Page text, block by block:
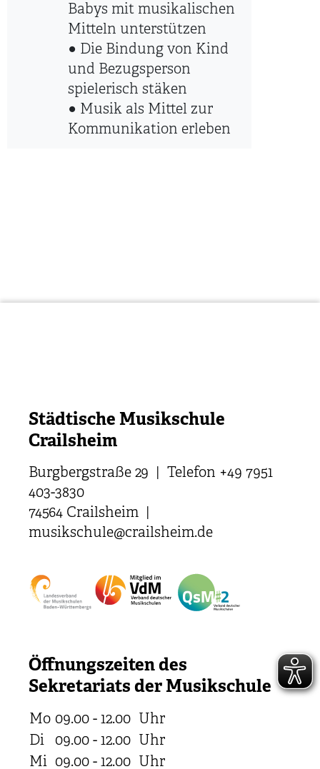
Babys mit musikalischen
Mitteln unterstützen
○ Die Bindung von Kind
und Bezugsperson
spielerisch stäken
○ Musik als Mittel zur
Kommunikation erleben
Städtische Musikschule
Crailsheim
Burgbergstraße 29 | Telefon +49 7951
403-3830
74564 Crailsheim |
musikschule@crailsheim.de
Öffnungszeiten des
Sekretariats der Musikschule
Mo 09.00 - 12.00 Uhr
Di
09.00 - 12.00 Uhr
Mi 09.00 - 12.00 Uhr